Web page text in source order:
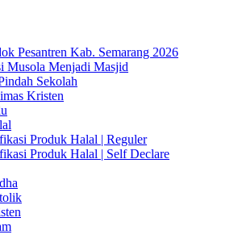
Pesantren Kab. Semarang 2026
Musola Menjadi Masjid
Sekolah
Kristen
Produk Halal | Reguler
Produk Halal | Self Declare